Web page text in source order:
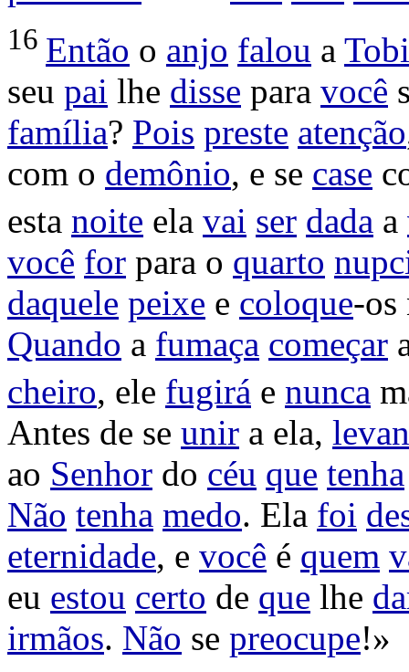
16 Então o anjo falou a
seu pai lhe disse para você
família? Pois preste atenção
com o demônio, e se case
esta noite ela vai ser dada a
você for para o quarto
daquele peixe e coloque-
Quando a fumaça começar
cheiro, ele fugirá e nunca
Antes de se unir a ela,
ao Senhor do céu que tenha
Não tenha medo. Ela foi
eternidade, e você é quem
eu estou certo de que lhe
irmãos. Não se preocupe!»